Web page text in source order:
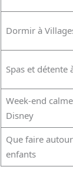
Dormir à
Spas et détente
Week-end
Disney
Que faire
enfants